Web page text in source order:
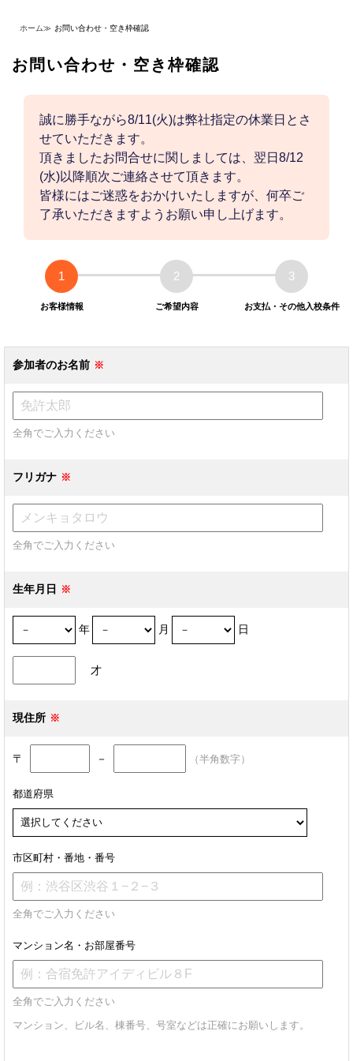
ホーム≫ お問い合わせ・空き枠確認
お問い合わせ・空き枠確認
誠に勝手ながら8/11(火)は弊社指定の休業日とさ
せていただきます。
頂きましたお問合せに関しましては、翌日8/12
(水)以降順次ご連絡させて頂きます。
皆様にはご迷惑をおかけいたしますが、何卒ご
了承いただきますようお願い申し上げます。
1
お客様情報
2
ご希望内容
3
お支払・その他入校条件
参加者のお名前
全角でご入力ください
フリガナ
全角でご入力ください
生年月日
年 月 日
才
現住所
〒 － （半角数字）
都道府県
市区町村・番地・番号
全角でご入力ください
マンション名・お部屋番号
全角でご入力ください
マンション、ビル名、棟番号、号室などは正確にお願いします。